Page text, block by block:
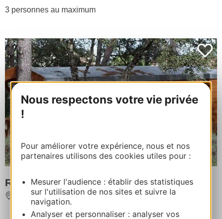
Nous respectons votre vie privée
!
Pour améliorer votre expérience, nous et nos
partenaires utilisons des cookies utiles pour :
Mesurer l'audience : établir des statistiques
sur l'utilisation de nos sites et suivre la
navigation.
Analyser et personnaliser : analyser vos
3 personnes au maximum
Roulotte Entre Vignes et Oliviers
MASSILLARGUES-ATTUECH